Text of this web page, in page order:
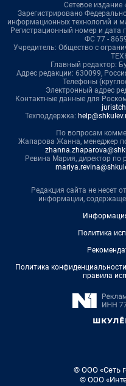
Сетевое
Зарегистрировано
информационных технологий и
Регистрационный номер и
ФС 77 -
Учредитель: Общество с
Главный редактор:
Адрес редакции: 630099,
Телефоны
Электронный адрес
Контактные данные для
Техподдержка:
По вопросам
Жапарова Жанна, менеджер
Ревина Мария, директор по
Редакция сайта не несет
информации,
Политика
Политика
правила
© ООО «Сеть
© ООО